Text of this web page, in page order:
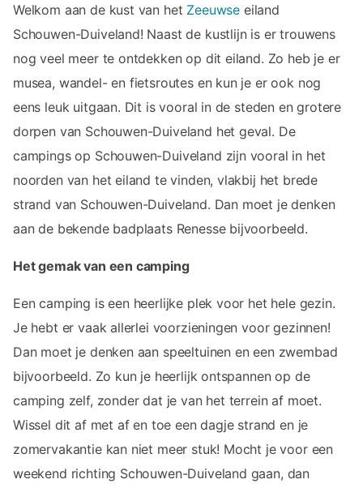
Welkom aan de kust van het Zeeuwse eiland
Schouwen-Duiveland! Naast de kustlijn is er trouwens
nog veel meer te ontdekken op dit eiland. Zo heb je er
musea, wandel- en fietsroutes en kun je er ook nog
eens leuk uitgaan. Dit is vooral in de steden en grotere
dorpen van Schouwen-Duiveland het geval. De
campings op Schouwen-Duiveland zijn vooral in het
noorden van het eiland te vinden, vlakbij het brede
strand van Schouwen-Duiveland. Dan moet je denken
aan de bekende badplaats Renesse bijvoorbeeld.
Het gemak van een camping
Een camping is een heerlijke plek voor het hele gezin.
Je hebt er vaak allerlei voorzieningen voor gezinnen!
Dan moet je denken aan speeltuinen en een zwembad
bijvoorbeeld. Zo kun je heerlijk ontspannen op de
camping zelf, zonder dat je van het terrein af moet.
Wissel dit af met af en toe een dagje strand en je
zomervakantie kan niet meer stuk! Mocht je voor een
weekend richting Schouwen-Duiveland gaan, dan